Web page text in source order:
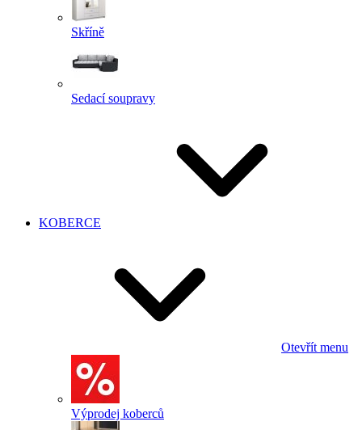
Skříně
Sedací soupravy
KOBERCE
Otevřít menu
Výprodej koberců